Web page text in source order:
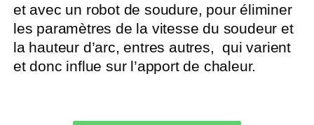
et avec un robot de soudure, pour éliminer
les paramètres de la vitesse du soudeur et
la hauteur d’arc, entres autres, qui varient
et donc influe sur l’apport de chaleur.